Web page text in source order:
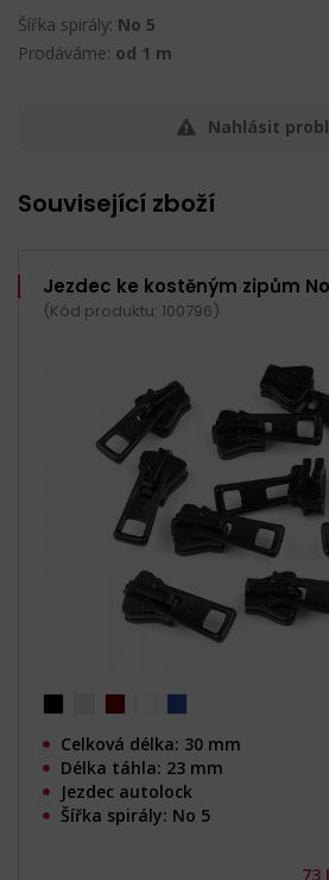
Šířka spirály: No 5
Prodáváme: od 1 m
Nahlásit
Související zboží
Jezdec ke kostěným zipům No
(Kód produktu: 100796)
Celková délka: 30 mm
Délka táhla: 23 mm
Jezdec autolock
Šířka spirály: No 5
73